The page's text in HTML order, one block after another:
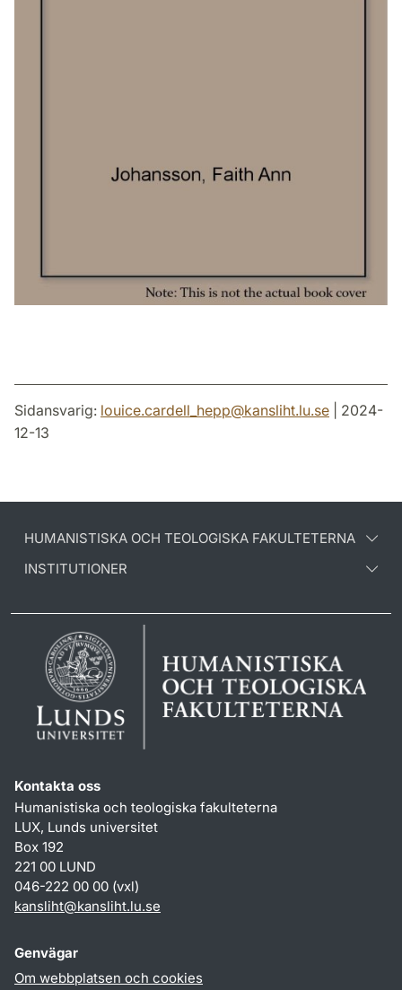
Sidansvarig: louice.cardell_hepp@kansliht.lu.se | 2024-
12-13
HUMANISTISKA OCH TEOLOGISKA FAKULTETERNA
INSTITUTIONER
Kontakta oss
Humanistiska och teologiska fakulteterna
LUX, Lunds universitet
Box 192
221 00 LUND
046-222 00 00 (vxl)
kansliht@kansliht.lu.se
Genvägar
Om webbplatsen och cookies